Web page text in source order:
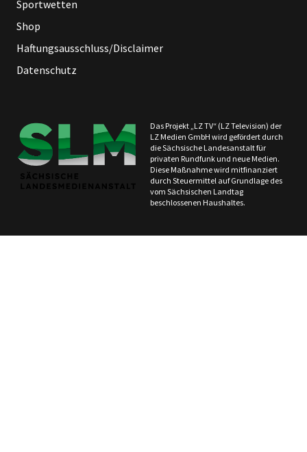
Sportwetten
Shop
Haftungsausschluss/Disclaimer
Datenschutz
Das Projekt „LZ TV“ (LZ Television) der
LZ Medien GmbH wird gefördert durch
die Sächsische Landesanstalt für
privaten Rundfunk und neue Medien.
Diese Maßnahme wird mitfinanziert
durch Steuermittel auf Grundlage des
vom Sächsischen Landtag
beschlossenen Haushaltes.